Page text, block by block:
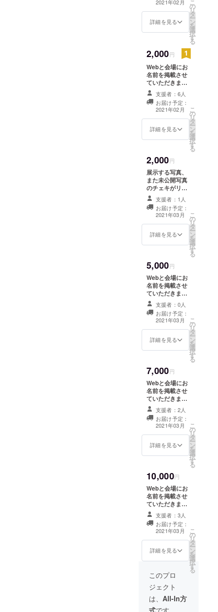
である写真
撮影を活か
すことが出
写真撮影の
面白さに再
確認する。
そこから不
定期で写真
撮影を行う
ようにな
り、最近で
は人物撮影
トをメールにて
送信させていた
だきます。 ※支
ださい。
2021年02月
詳細を見る
こ
の
リ
タ
ー
ン
を
選
択
す
る
2,000円
Webと会場にお
名前を掲載させ
ていただきま
す。 展示する写
真、また未公開
写真のポスト
カードがリター
ンのコースにな
ります。 お礼の
ます。 ※支援
時、必ず備考欄
にご希望のお名
前をご記入くだ
さい。
支援者：6人
お届け予定：
2021年02月
詳細を見る
こ
の
リ
タ
ー
ン
を
選
択
す
る
2,000円
展示する写真、
また未公開写真
のチェキがリ
ターンのコース
です。 また、
Webと会場にお
名前を掲載させ
ていただきま
す。 お礼のメー
す。 ※支援時、
必ず備考欄にご
希望のお名前を
ご記入くださ
い。
支援者：1人
お届け予定：
2021年03月
詳細を見る
こ
の
リ
タ
ー
ン
を
選
択
す
る
5,000円
Webと会場にお
名前を掲載させ
ていただきま
す。 展示会に展
示する写真や、
未公開写真が含
まれた写真集が
リターンのコー
スです。 お礼の
ます。 ※支援
時、必ず備考欄
にご希望のお名
前をご記入くだ
さい。
支援者：0人
お届け予定：
2021年03月
詳細を見る
こ
の
リ
タ
ー
ン
を
選
択
す
る
7,000円
Webと会場にお
名前を掲載させ
ていただきま
す。 展示会に展
示する写真や、
未公開写真が含
まれた写真集、
展示する写真、
未公開写真を利
です。 お礼の
メール、当日の
レポートも送信
させていただき
ます。 ※支援
時、必ず備考欄
にご希望のお名
前をご記入くだ
さい。
支援者：2人
お届け予定：
2021年03月
詳細を見る
こ
の
リ
タ
ー
ン
を
選
択
す
る
10,000円
Webと会場にお
名前を掲載させ
ていただきま
す。 未公開写真
のキャンバスプ
リントのリター
ンを行います。
ご希望であれ
ば、Webまた
いただきます。
※支援時、必ず備
考欄にご希望の
お名前をご記入
ください。
支援者：3人
お届け予定：
2021年03月
詳細を見る
こ
の
リ
タ
ー
ン
を
選
択
す
る
このプロ
ジェクト
は、 All-In方
式です。